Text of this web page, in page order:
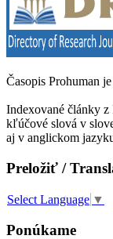
Časopis Prohuman
Indexované články z
kľúčové slová v
aj v anglickom
Preložiť /
Select Language ▼
Ponúkame